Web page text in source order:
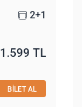
2+1
1.599 TL
BİLET AL